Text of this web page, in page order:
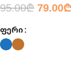
95.00₾ 79.00₾
ᲤᲔᲠᲘ